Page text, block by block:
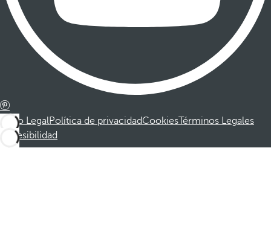
Aviso LegalPolítica de privacidadCookiesTérminos Legales
Accesibilidad